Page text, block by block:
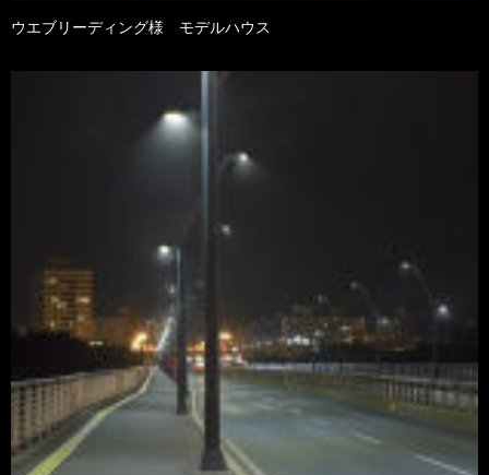
ウエブリーディング様 モデルハウス